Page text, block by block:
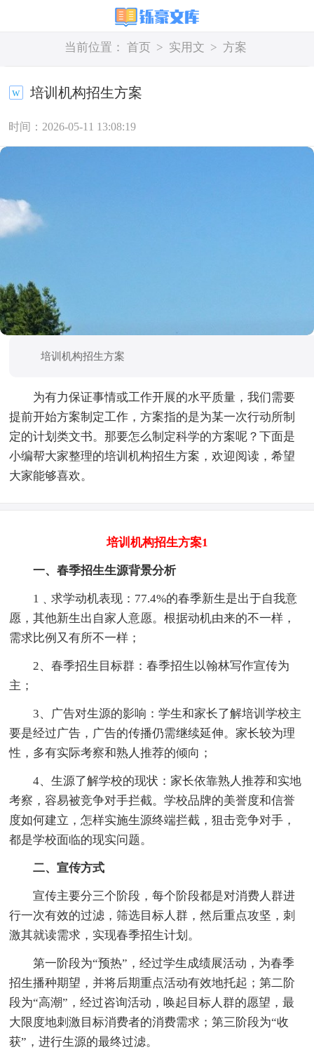
当前位置： 首页 > 实用文 > 方案
培训机构招生方案
时间：2026-05-11 13:08:19
培训机构招生方案
为有力保证事情或工作开展的水平质量，我们需要
提前开始方案制定工作，方案指的是为某一次行动所制
定的计划类文书。那要怎么制定科学的方案呢？下面是
小编帮大家整理的培训机构招生方案，欢迎阅读，希望
大家能够喜欢。
培训机构招生方案1
一、春季招生生源背景分析
1﹑求学动机表现：77.4%的春季新生是出于自我意
愿，其他新生出自家人意愿。根据动机由来的不一样，
需求比例又有所不一样；
2、春季招生目标群：春季招生以翰林写作宣传为
主；
3、广告对生源的影响：学生和家长了解培训学校主
要是经过广告，广告的传播仍需继续延伸。家长较为理
性，多有实际考察和熟人推荐的倾向；
4、生源了解学校的现状：家长依靠熟人推荐和实地
考察，容易被竞争对手拦截。学校品牌的美誉度和信誉
度如何建立，怎样实施生源终端拦截，狙击竞争对手，
都是学校面临的现实问题。
二、宣传方式
宣传主要分三个阶段，每个阶段都是对消费人群进
行一次有效的过滤，筛选目标人群，然后重点攻坚，刺
激其就读需求，实现春季招生计划。
第一阶段为“预热”，经过学生成绩展活动，为春季
招生播种期望，并将后期重点活动有效地托起；第二阶
段为“高潮”，经过咨询活动，唤起目标人群的愿望，最
大限度地刺激目标消费者的消费需求；第三阶段为“收
获”，进行生源的最终过滤。